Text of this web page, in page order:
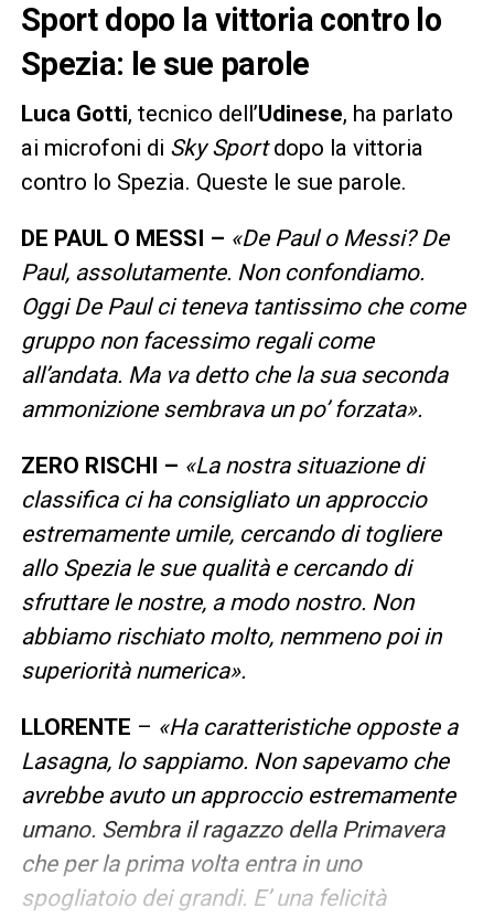
Sport dopo la vittoria contro lo
Spezia: le sue parole
Luca Gotti, tecnico dell’Udinese, ha parlato
ai microfoni di Sky Sportdopo la vittoria
contro lo Spezia. Queste le sue parole.
DE PAUL O MESSI – «De Paul o Messi? De
Paul, assolutamente. Non confondiamo.
Oggi De Paul ci teneva tantissimo che come
gruppo non facessimo regali come
all’andata. Ma va detto che la sua seconda
ammonizione sembrava un po’ forzata».
ZERO RISCHI – «La nostra situazione di
classifica ci ha consigliato un approccio
estremamente umile, cercando di togliere
allo Spezia le sue qualità e cercando di
sfruttare le nostre, a modo nostro. Non
abbiamo rischiato molto, nemmeno poi in
superiorità numerica».
LLORENTE – «Ha caratteristiche opposte a
Lasagna, lo sappiamo. Non sapevamo che
avrebbe avuto un approccio estremamente
umano. Sembra il ragazzo della Primavera
che per la prima volta entra in uno
spogliatoio dei grandi. E’ una felicità